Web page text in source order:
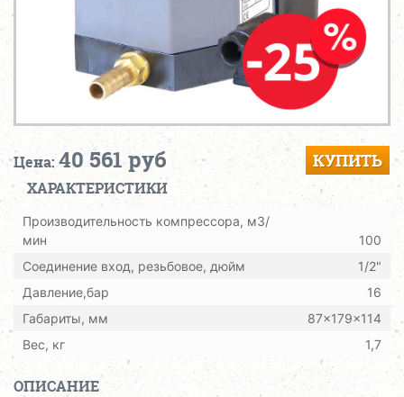
Цена:40 561 руб КУПИТЬ
ХАРАКТЕРИСТИКИ
Производительность компрессора, м3/
мин
100
Соединение вход, резьбовое, дюйм
1/2"
Давление,бар
16
Габариты, мм
87x179x114
Вес, кг
1,7
ОПИСАНИЕ